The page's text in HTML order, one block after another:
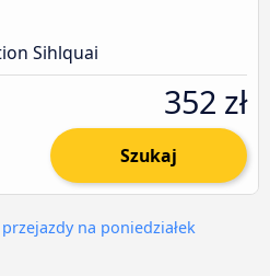
Sihlquai
352 zł
Szukaj
na poniedziałek